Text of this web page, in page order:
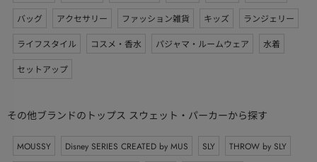
バッグ
アクセサリー ファッション雑貨 キッズ
ランジェリー
ライフスタイル
コスメ・香水 パジャマ・ルームウェア
水着
セットアップ
その他ブランドのトップス スウェット・パーカーから探す
MOUSSY Disney SERIES CREATED by MUS SLY
THROW by SLY